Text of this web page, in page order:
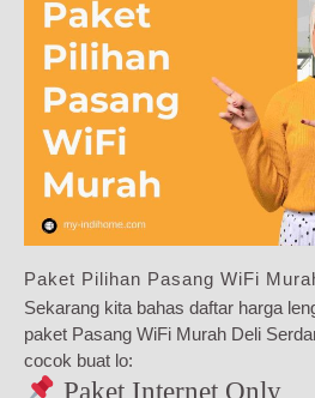
Paket Pilihan Pasang WiFi
Sekarang kita bahas daftar harga
paket Pasang WiFi Murah Deli
cocok buat lo:
Paket Internet Only